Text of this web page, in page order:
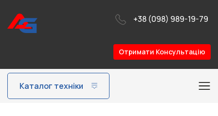
+38 (098) 989-19-79
Отримати Консультацію
Каталог техніки
Shacman